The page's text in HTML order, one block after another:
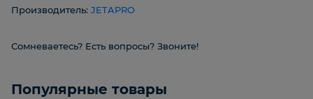
Производитель: JETAPRO
Сомневаетесь? Есть вопросы? Звоните!
Популярные товары